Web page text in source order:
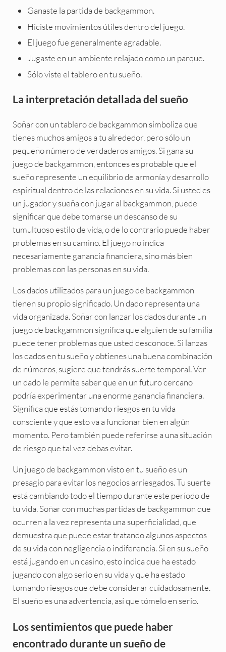
Ganaste la partida de backgammon.
Hiciste movimientos útiles dentro del juego.
El juego fue generalmente agradable.
Jugaste en un ambiente relajado como un parque.
Sólo viste el tablero en tu sueño.
La interpretación detallada del sueño
Soñar con un tablero de backgammon simboliza que
tienes muchos amigos a tu alrededor, pero sólo un
pequeño número de verdaderos amigos. Si gana su
juego de backgammon, entonces es probable que el
sueño represente un equilibrio de armonía y desarrollo
espiritual dentro de las relaciones en su vida. Si usted es
un jugador y sueña con jugar al backgammon, puede
significar que debe tomarse un descanso de su
tumultuoso estilo de vida, o de lo contrario puede haber
problemas en su camino. El juego no indica
necesariamente ganancia financiera, sino más bien
problemas con las personas en su vida.
Los dados utilizados para un juego de backgammon
tienen su propio significado. Un dado representa una
vida organizada. Soñar con lanzar los dados durante un
juego de backgammon significa que alguien de su familia
puede tener problemas que usted desconoce. Si lanzas
los dados en tu sueño y obtienes una buena combinación
de números, sugiere que tendrás suerte temporal. Ver
un dado le permite saber que en un futuro cercano
podría experimentar una enorme ganancia financiera.
Significa que estás tomando riesgos en tu vida
consciente y que esto va a funcionar bien en algún
momento. Pero también puede referirse a una situación
de riesgo que tal vez debas evitar.
Un juego de backgammon visto en tu sueño es un
presagio para evitar los negocios arriesgados. Tu suerte
está cambiando todo el tiempo durante este período de
tu vida. Soñar con muchas partidas de backgammon que
ocurren a la vez representa una superficialidad, que
demuestra que puede estar tratando algunos aspectos
de su vida con negligencia o indiferencia. Si en su sueño
está jugando en un casino, esto indica que ha estado
jugando con algo serio en su vida y que ha estado
tomando riesgos que debe considerar cuidadosamente.
El sueño es una advertencia, así que tómelo en serio.
Los sentimientos que puede haber
encontrado durante un sueño de